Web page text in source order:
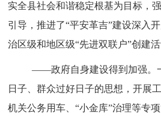
实全县社会和谐稳定根基为目标，
引导，推进了“平安革吉”建设深入
治区级和地区级“先进双联户”创建活
——政府自身建设得到加强。
日子、群众过好日子的思想，开展
机关公务用车、“小金库”治理等专